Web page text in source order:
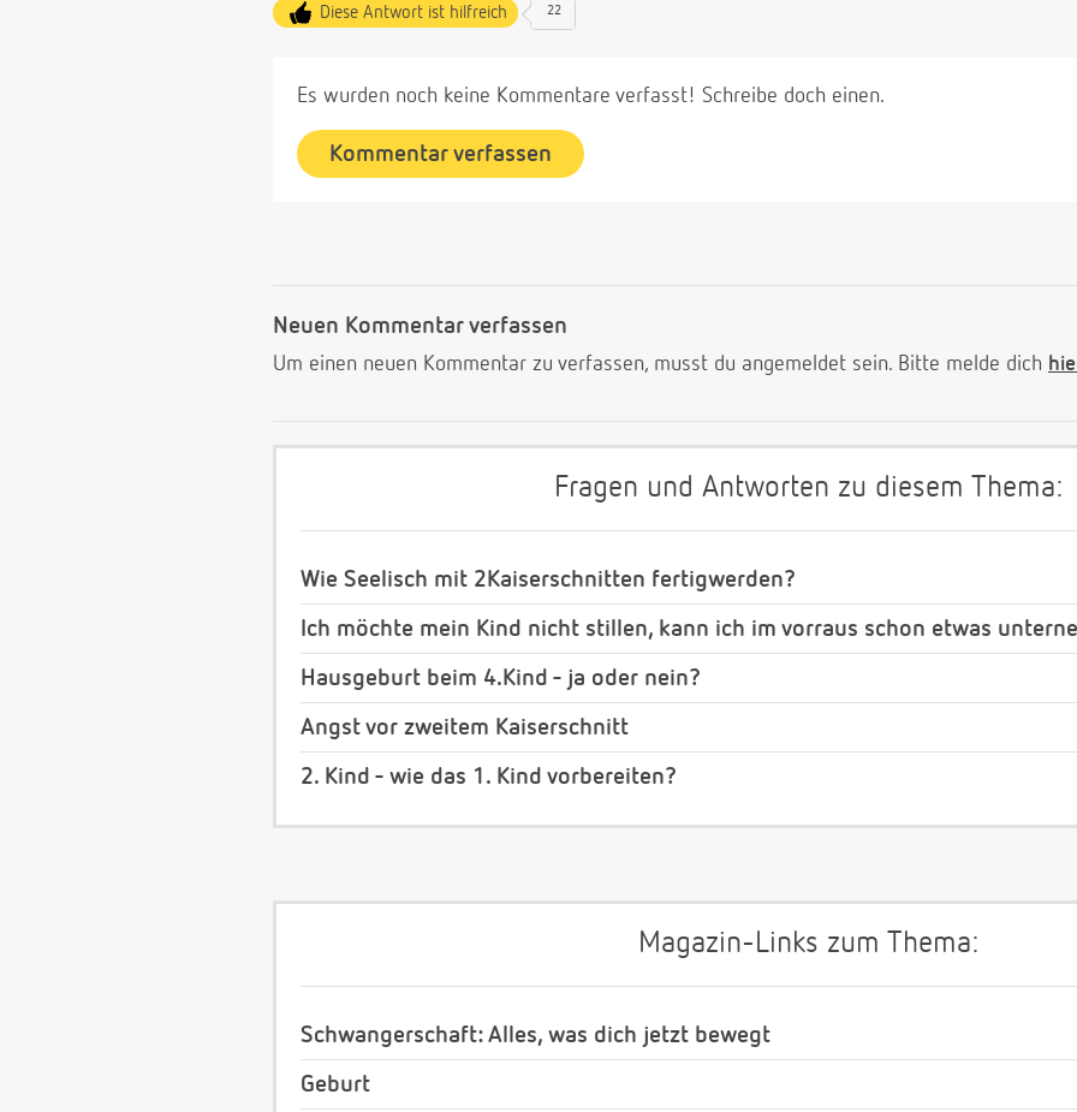
Diese Antwort ist hilfreich 22
Es wurden noch keine Kommentare verfasst! Schreibe doch einen.
Kommentar verfassen
Neuen Kommentar verfassen
Um einen neuen Kommentar zu verfassen, musst du angemeldet sein. Bitte melde dich
Fragen und Antworten zu diesem Thema:
Wie Seelisch mit 2Kaiserschnitten fertigwerden?
Ich möchte mein Kind nicht stillen, kann ich im vorraus schon etwas
Hausgeburt beim 4.Kind - ja oder nein?
Angst vor zweitem Kaiserschnitt
2. Kind - wie das 1. Kind vorbereiten?
Magazin-Links zum Thema:
Schwangerschaft: Alles, was dich jetzt bewegt
Geburt